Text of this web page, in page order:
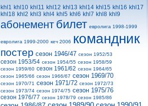
khl1 khl10 khl11 khl12 khl13 khl14 khl15 khl16 khl17
khl18 khl2 khl3 khl4 khl5 khl6 khl7 khl8 khl9
абонемент билет евролига 1998-1999
евролига 1999-2000 кеч 2006 командник
постер сезон 1946/47 сезон 1952/53
сезон 1953/54 сезон 1954/55 сезон 1958/59
сезон 1959/60 сезон 1961/62 сезон 1964/65
сезон 1965/66 сезон 1966/67 сезон 1969/70
сезон 1970/71 сезон 1971/72 сезон 1972/73
сезон 1973/74 сезон 1974/75 сезон 1975/76
сезон 1976/77 сезон 1978/79 сезон 1985/86